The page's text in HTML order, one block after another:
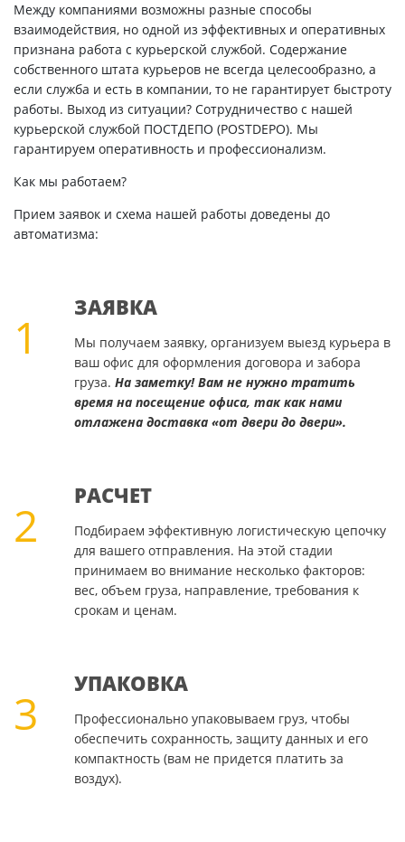
Между компаниями возможны разные способы
взаимодействия, но одной из эффективных и оперативных
признана работа с курьерской службой. Содержание
собственного штата курьеров не всегда целесообразно, а
если служба и есть в компании, то не гарантирует быстроту
работы. Выход из ситуации? Сотрудничество с нашей
курьерской службой ПОСТДЕПО (POSTDEPO). Мы
гарантируем оперативность и профессионализм.
Как мы работаем?
Прием заявок и схема нашей работы доведены до
автоматизма:
1
ЗАЯВКА
Мы получаем заявку, организуем выезд курьера в
ваш офис для оформления договора и забора
груза. На заметку! Вам не нужно тратить
время на посещение офиса, так как нами
отлажена доставка «от двери до двери».
2
РАСЧЕТ
Подбираем эффективную логистическую цепочку
для вашего отправления. На этой стадии
принимаем во внимание несколько факторов:
вес, объем груза, направление, требования к
срокам и ценам.
3
УПАКОВКА
Профессионально упаковываем груз, чтобы
обеспечить сохранность, защиту данных и его
компактность (вам не придется платить за
воздух).